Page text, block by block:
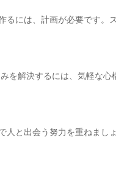
るには、計画が必要です
を解決するには、気軽な
人と出会う努力を重ねま